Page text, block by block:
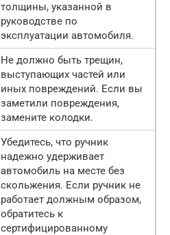
толщины, указанной в
руководстве по
эксплуатации автомобиля.
Не должно быть трещин,
выступающих частей или
иных повреждений. Если вы
заметили повреждения,
замените колодки.
Убедитесь, что ручник
надежно удерживает
автомобиль на месте без
скольжения. Если ручник не
работает должным образом,
обратитесь к
сертифицированному